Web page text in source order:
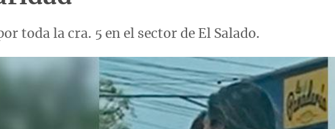
toda la cra. 5 en el sector de El Salado.